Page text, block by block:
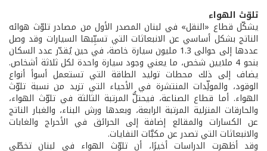
تلوّث الهواء
يشكّل قطاع «النقل» في لبنان المصدر الأول من مصادر تلوّث هوائه
الناتج بشكل أساسي عن الانبعاثات التي تسبِّبها السيارات وقد وصل
عددها إلى حوالى 1.3 مليون سيارة خاصة، في حين يُقدّر عدد السكان
بنحو 4 ملايين شخص، ما يعني وجود سيارة واحدة لكل ثلاثة أشخاص.
يضاف إلى ذلك محطات توليد الطاقة التي تستعمل أسوأ أنواع
الوقود، والمولِّدات المنتشرة في الأحياء التي تزيد من نسبة تلوّث
الهواء. أما قطاع الصناعة، فيحتلُّ المرتبة الثالثة في تلوّث الهواء،
والحارقات المنزلية المرتبة الرابعة، وبعدها ورش البناء، والغبار الناتج
عن الكسارات والمقالع إضافة إلى الحرائق في الأحراج والغابات
والانبعاثات التي تصدر عن مكبَّات النفايات.
وقد أظهرت الدراسات أخيرًا، أن تلوّث الهواء في لبنان تخطّى